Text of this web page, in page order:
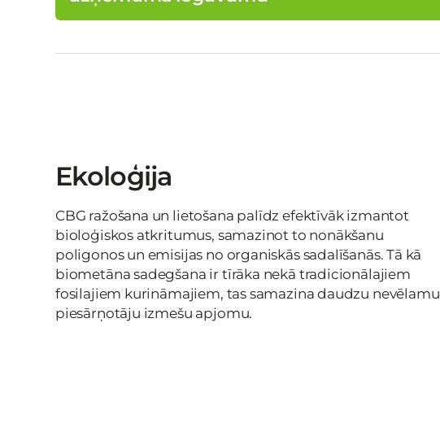
Ekoloģija
CBG ražošana un lietošana palīdz efektīvāk izmantot
bioloģiskos atkritumus, samazinot to nonākšanu
poligonos un emisijas no organiskās sadalīšanās. Tā kā
biometāna sadegšana ir tīrāka nekā tradicionālajiem
fosilajiem kurināmajiem, tas samazina daudzu nevēlamu
piesārņotāju izmešu apjomu.